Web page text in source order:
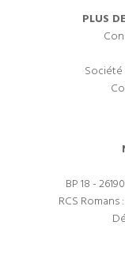
PLUS
Société
BP 18 -
RCS Romans